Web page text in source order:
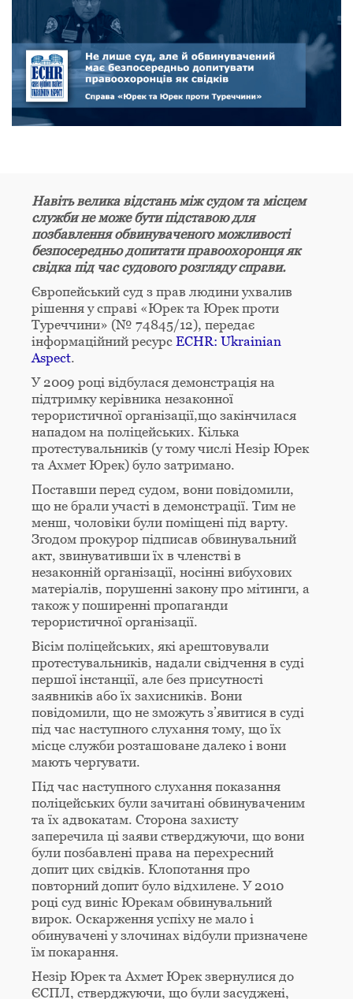
Навіть велика відстань між судом та місцем
служби не може бути підставою для
позбавлення обвинуваченого можливості
безпосередньо допитати правоохоронця як
свідка під час судового розгляду справи.
Європейський суд з прав людини ухвалив
рішення у справі «Юрек та Юрек проти
Туреччини» (№ 74845/12), передає
інформаційний ресурс ECHR: Ukrainian
Aspect.
У 2009 році відбулася демонстрація на
підтримку керівника незаконної
терористичної організації,що закінчилася
нападом на поліцейських. Кілька
протестувальників (у тому числі Незір Юрек
та Ахмет Юрек) було затримано.
Поставши перед судом, вони повідомили,
що не брали участі в демонстрації. Тим не
менш, чоловіки були поміщені під варту.
Згодом прокурор підписав обвинувальний
акт, звинувативши їх в членстві в
незаконній організації, носінні вибухових
матеріалів, порушенні закону про мітинги, а
також у поширенні пропаганди
терористичної організації.
Вісім поліцейських, які арештовували
протестувальників, надали свідчення в суді
першої інстанції, але без присутності
заявників або їх захисників. Вони
повідомили, що не зможуть з’явитися в суді
під час наступного слухання тому, що їх
місце служби розташоване далеко і вони
мають чергувати.
Під час наступного слухання показання
поліцейських були зачитані обвинуваченим
та їх адвокатам. Сторона захисту
заперечила ці заяви стверджуючи, що вони
були позбавлені права на перехресний
допит цих свідків. Клопотання про
повторний допит було відхилене. У 2010
році суд виніс Юрекам обвинувальний
вирок. Оскарження успіху не мало і
обинувачені у злочинах відбули призначене
їм покарання.
Незір Юрек та Ахмет Юрек звернулися до
ЄСПЛ, стверджуючи, що були засуджені,